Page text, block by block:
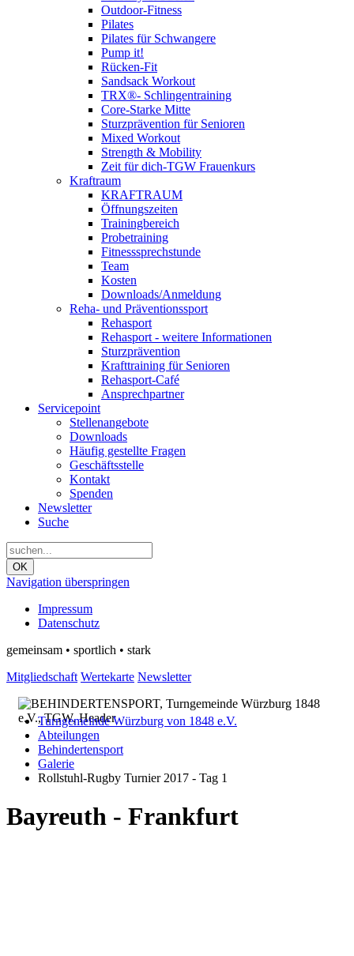
Outdoor-Fitness
Pilates
Pilates für Schwangere
Pump it!
Rücken-Fit
Sandsack Workout
TRX®- Schlingentraining
Core-Starke Mitte
Sturzprävention für Senioren
Mixed Workout
Strength & Mobility
Zeit für dich-TGW Frauenkurs
Kraftraum
KRAFTRAUM
Öffnungszeiten
Trainingbereich
Probetraining
Fitnesssprechstunde
Team
Kosten
Downloads/Anmeldung
Reha- und Präventionssport
Rehasport
Rehasport - weitere Informationen
Sturzprävention
Krafttraining für Senioren
Rehasport-Café
Ansprechpartner
Servicepoint
Stellenangebote
Downloads
Häufig gestellte Fragen
Geschäftsstelle
Kontakt
Spenden
Newsletter
Suche
OK
Navigation überspringen
Impressum
Datenschutz
gemeinsam • sportlich • stark
Mitgliedschaft Wertekarte Newsletter
Turngemeinde Würzburg von 1848 e.V.
Abteilungen
Behindertensport
Galerie
Rollstuhl-Rugby Turnier 2017 - Tag 1
Bayreuth - Frankfurt